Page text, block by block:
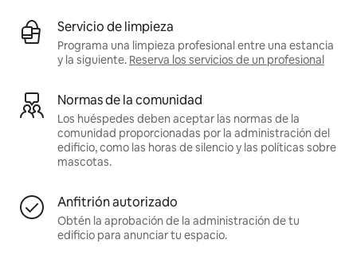
Servicio de limpieza
Programa una limpieza profesional entre una estancia
y la siguiente. Reserva los servicios de un profesional
Normas de la comunidad
Los huéspedes deben aceptar las normas de la
comunidad proporcionadas por la administración del
edificio, como las horas de silencio y las políticas sobre
mascotas.
Anfitrión autorizado
Obtén la aprobación de la administración de tu
edificio para anunciar tu espacio.